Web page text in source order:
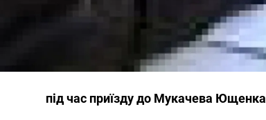
під час приїзду до Мукачева Ющенка